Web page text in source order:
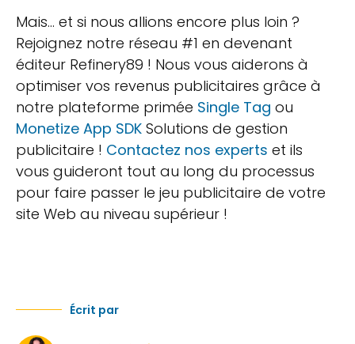
Mais… et si nous allions encore plus loin ?
Rejoignez notre réseau #1 en devenant
éditeur Refinery89 ! Nous vous aiderons à
optimiser vos revenus publicitaires grâce à
notre plateforme primée Single Tag ou
Monetize App SDK Solutions de gestion
publicitaire ! Contactez nos experts et ils
vous guideront tout au long du processus
pour faire passer le jeu publicitaire de votre
site Web au niveau supérieur !
Écrit par